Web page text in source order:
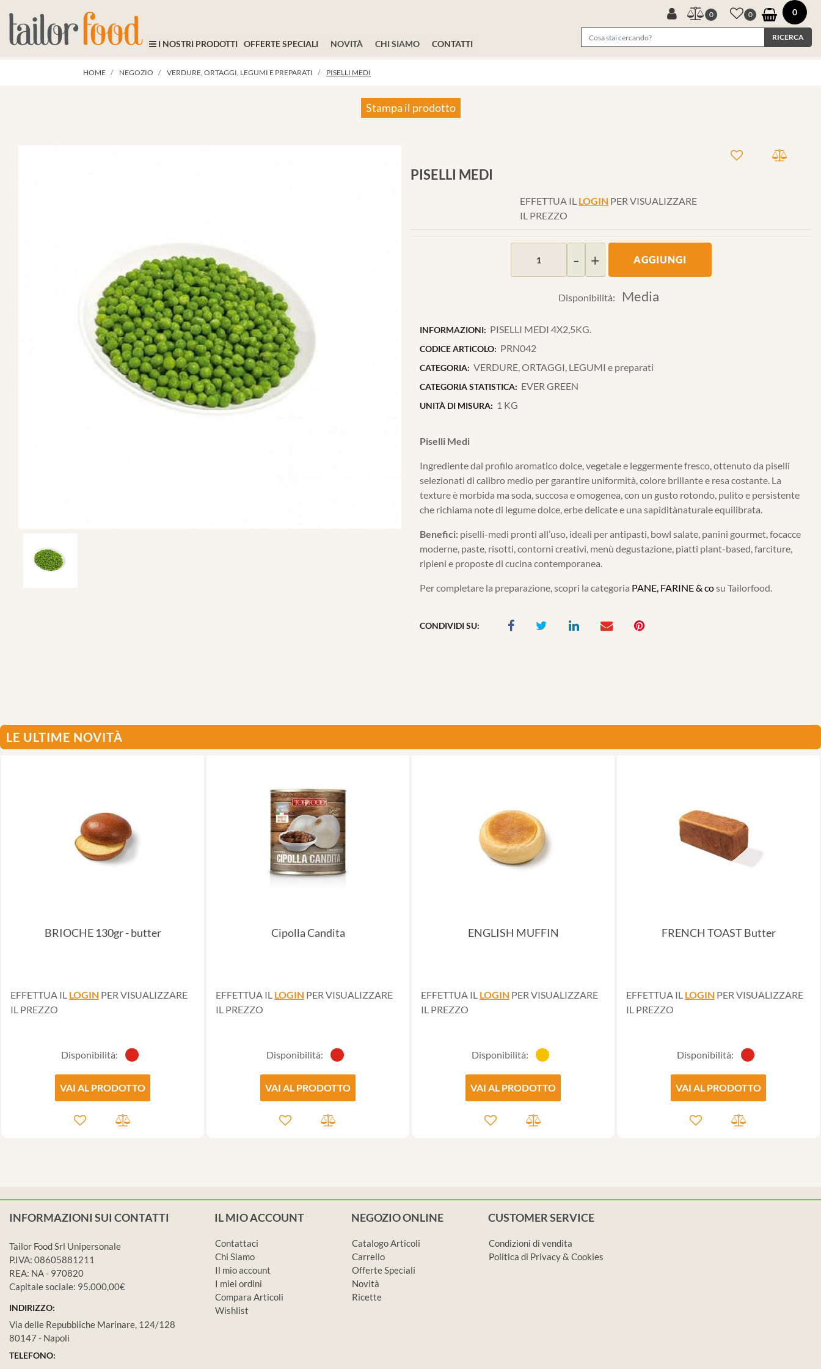
I NOSTRI PRODOTTI OFFERTE SPECIALI NOVITÀ CHI SIAMO CONTATTI
0 0 0
HOME NEGOZIO VERDURE, ORTAGGI, LEGUMI E PREPARATI PISELLI MEDI
Stampa il prodotto
PISELLI MEDI
EFFETTUA IL LOGIN PER VISUALIZZARE
IL PREZZO
AGGIUNGI
Disponibilità: Media
INFORMAZIONI: PISELLI MEDI 4X2,5KG.
CODICE ARTICOLO: PRN042
CATEGORIA: VERDURE, ORTAGGI, LEGUMI e preparati
CATEGORIA STATISTICA: EVER GREEN
UNITÀ DI MISURA: 1 KG
Piselli Medi
Ingrediente dal profilo aromatico dolce, vegetale e leggermente fresco, ottenuto da piselli
selezionati di calibro medio per garantire uniformità, colore brillante e resa costante. La
texture è morbida ma soda, succosa e omogenea, con un gusto rotondo, pulito e persistente
che richiama note di legume dolce, erbe delicate e una sapiditànaturale equilibrata.
Benefici: piselli-medi pronti all’uso, ideali per antipasti, bowl salate, panini gourmet, focacce
moderne, paste, risotti, contorni creativi, menù degustazione, piatti plant-based, farciture,
ripieni e proposte di cucina contemporanea.
Per completare la preparazione, scopri la categoria PANE, FARINE & cosu Tailorfood.
CONDIVIDI SU:
LE ULTIME NOVITÀ
BRIOCHE 130gr - butter
EFFETTUA IL LOGIN PER VISUALIZZARE
IL PREZZO
Disponibilità:
VAI AL PRODOTTO
Cipolla Candita
EFFETTUA IL LOGIN PER VISUALIZZARE
IL PREZZO
Disponibilità:
VAI AL PRODOTTO
ENGLISH MUFFIN
EFFETTUA IL LOGIN PER VISUALIZZARE
IL PREZZO
Disponibilità:
VAI AL PRODOTTO
FRENCH TOAST Butter
EFFETTUA IL LOGIN PER VISUALIZZARE
IL PREZZO
Disponibilità:
VAI AL PRODOTTO
INFORMAZIONI SUI CONTATTI
Tailor Food Srl Unipersonale
P.IVA: 08605881211
REA: NA - 970820
Capitale sociale: 95.000,00€
INDIRIZZO:
Via delle Repubbliche Marinare, 124/128
80147 - Napoli
TELEFONO:
IL MIO ACCOUNT
Contattaci
Chi Siamo
Il mio account
I miei ordini
Compara Articoli
Wishlist
NEGOZIO ONLINE
Catalogo Articoli
Carrello
Offerte Speciali
Novità
Ricette
CUSTOMER SERVICE
Condizioni di vendita
Politica di Privacy & Cookies